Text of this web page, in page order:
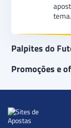
tema.
Palpites do
Promoções e